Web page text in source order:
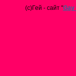
(с)Гей - сайт "Gay